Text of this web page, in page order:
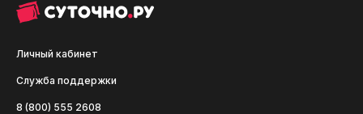
Личный кабинет
Служба поддержки
8 (800) 555 2608